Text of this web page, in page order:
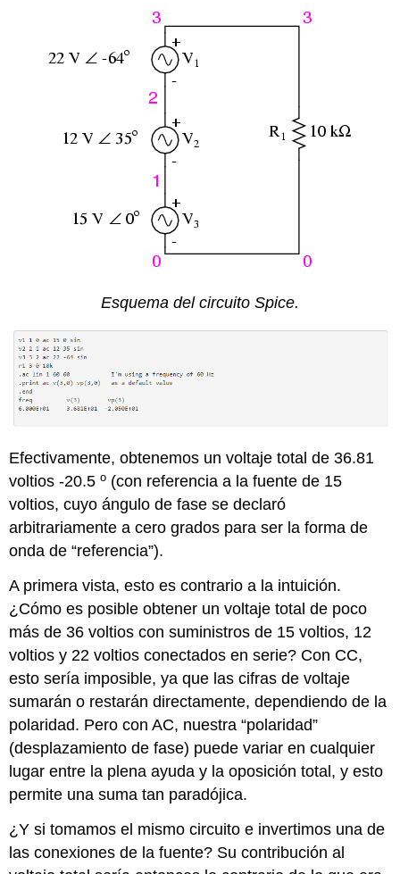
Esquema del circuito Spice.
Efectivamente, obtenemos un voltaje total de 36.81
voltios -20.5o (con referencia a la fuente de 15
voltios, cuyo ángulo de fase se declaró
arbitrariamente a cero grados para ser la forma de
onda de “referencia”).
A primera vista, esto es contrario a la intuición.
¿Cómo es posible obtener un voltaje total de poco
más de 36 voltios con suministros de 15 voltios, 12
voltios y 22 voltios conectados en serie? Con CC,
esto sería imposible, ya que las cifras de voltaje
sumarán o restarán directamente, dependiendo de la
polaridad. Pero con AC, nuestra “polaridad”
(desplazamiento de fase) puede variar en cualquier
lugar entre la plena ayuda y la oposición total, y esto
permite una suma tan paradójica.
¿Y si tomamos el mismo circuito e invertimos una de
las conexiones de la fuente? Su contribución al